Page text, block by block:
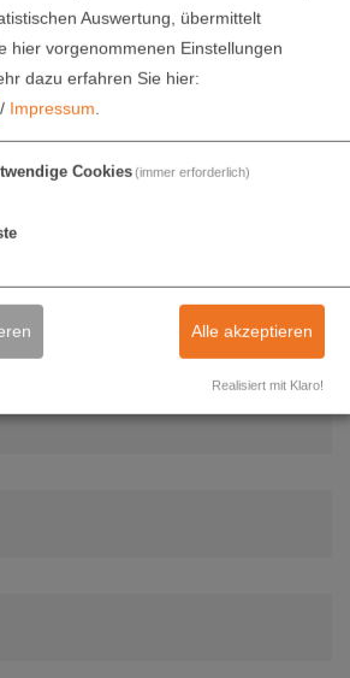
Bewerbung!
Auswertung, übermittelt
hier vorgenommenen Einstellungen
dazu erfahren Sie hier:
/ Impressum.
Cookies(immer erforderlich)
Alle akzeptieren
Realisiert mit Klaro!